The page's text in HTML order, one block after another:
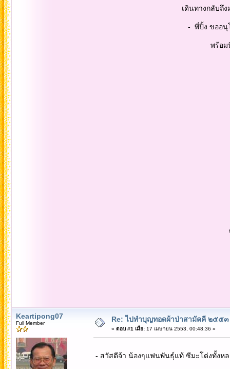
เดินทางกลับถึงมหาสารคา
- พี่ปิ้ง ขออนุโมทนาบุญให้พว
พร้อมนี้ ก็ขอเอาภาพถ่
ด้วยความรักแล
Keartipong07
Full Member Re: ไปทำบุญทอดผ้าป่าสามัคคี ๒๕๕๓
« ตอบ #1 เมื่อ:17 เมษายน 2553, 00:48:36 »
- สวัสดีจ้า น้องๆแฟนพันธุ์แท้ ซีมะโด่งทั้งหล